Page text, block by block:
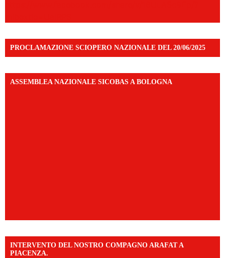
PROCLAMAZIONE SCIOPERO NAZIONALE DEL 20/06/2025
ASSEMBLEA NAZIONALE SICOBAS A BOLOGNA
INTERVENTO DEL NOSTRO COMPAGNO ARAFAT A
PIACENZA.